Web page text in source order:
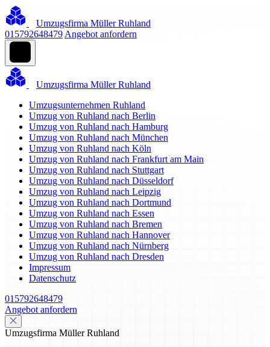
Umzugsfirma Müller Ruhland
015792648479 Angebot anfordern
Umzugsfirma Müller Ruhland
Umzugsunternehmen Ruhland
Umzug von Ruhland nach Berlin
Umzug von Ruhland nach Hamburg
Umzug von Ruhland nach München
Umzug von Ruhland nach Köln
Umzug von Ruhland nach Frankfurt am Main
Umzug von Ruhland nach Stuttgart
Umzug von Ruhland nach Düsseldorf
Umzug von Ruhland nach Leipzig
Umzug von Ruhland nach Dortmund
Umzug von Ruhland nach Essen
Umzug von Ruhland nach Bremen
Umzug von Ruhland nach Hannover
Umzug von Ruhland nach Nürnberg
Umzug von Ruhland nach Dresden
Impressum
Datenschutz
015792648479
Angebot anfordern
Umzugsfirma Müller Ruhland